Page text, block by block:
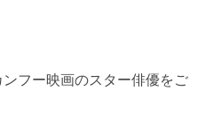
イェン氏の時代 【カンフー映画
フー映画のスター俳優をご